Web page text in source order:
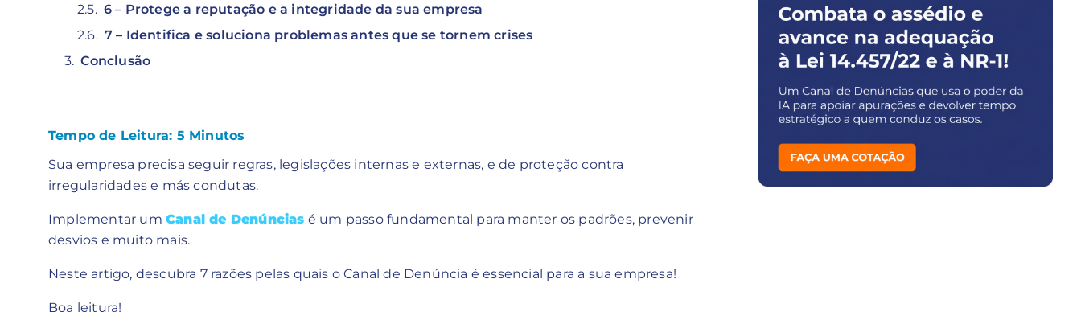
6 – Protege a reputação e a integridade da sua empresa
7 – Identifica e soluciona problemas antes que se tornem crises
Conclusão
Tempo de Leitura: 5 Minutos
Sua empresa precisa seguir regras, legislações internas e externas, e de proteção contra
irregularidades e más condutas.
Implementar um Canal de Denúncias é um passo fundamental para manter os padrões, prevenir
desvios e muito mais.
Neste artigo, descubra 7 razões pelas quais o Canal de Denúncia é essencial para a sua empresa!
Boa leitura!